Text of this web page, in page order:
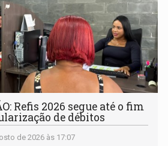
Refis 2026 segue até o fim
de débitos
de 2026 às 17:07